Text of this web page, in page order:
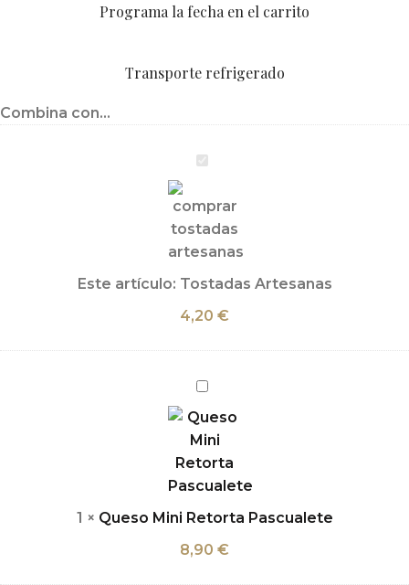
Programa la fecha en el carrito
Transporte refrigerado
Combina con...
Tostadas
Este artículo: Tostadas Artesanas
4,20 €
Queso
Retorta
1 × Queso Mini Retorta Pascualete
8,90 €